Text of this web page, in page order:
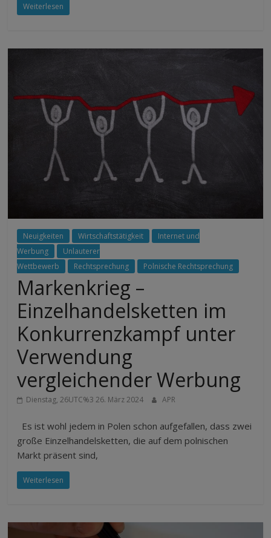
Weiterlesen
Neuigkeiten Wirtschaftstätigkeit
Internet und
Werbung
Unlauterer
Wettbewerb
Rechtsprechung Polnische Rechtsprechung
Markenkrieg –
Einzelhandelsketten im
Konkurrenzkampf unter
Verwendung
vergleichender Werbung
Dienstag, 26UTC%3 26. März 2024 APR
Es ist wohl jedem in Polen schon aufgefallen, dass zwei
große Einzelhandelsketten, die auf dem polnischen
Markt präsent sind,
Weiterlesen